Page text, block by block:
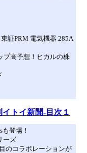
証PRM 電気機器 285A
プ高予想！ヒカルの株
イトイ新聞-目次１
登場！
ーズ
のコラボレーションが